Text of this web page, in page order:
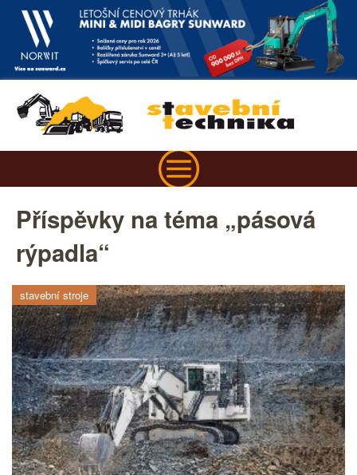
Příspěvky na téma „pásová
rýpadla“
stavební stroje